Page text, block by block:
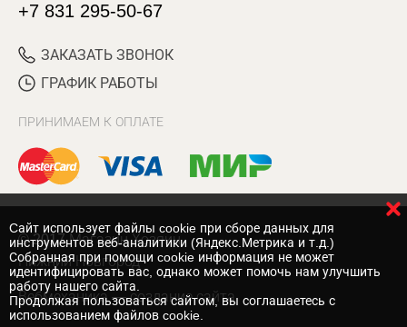
+7 831 295-50-67
ЗАКАЗАТЬ ЗВОНОК
ГРАФИК РАБОТЫ
ПРИНИМАЕМ К ОПЛАТЕ
© 2017 Магазин Хозяин
Нижний Новгород
Вебмеханика — создание сайта
Cайт использует файлы cookie при сборе данных для
инструментов веб-аналитики (Яндекс.Метрика и т.д.)
Собранная при помощи cookie информация не может
идентифицировать вас, однако может помочь нам улучшить
работу нашего сайта.
Продолжая пользоваться сайтом, вы соглашаетесь с
использованием файлов cookie.